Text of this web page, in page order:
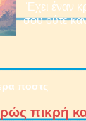
Έχει έναν
σου ούτε
ποστς
πικρή